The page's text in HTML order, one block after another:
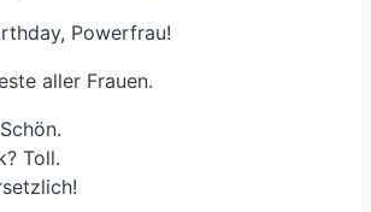
Powerfrau!
aller Frauen.
Toll.